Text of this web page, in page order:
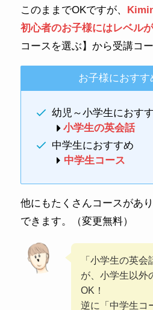
このままでOKですが、
初心者のお子様にはレベル
コースを選ぶ】から受講コ
お子様におすす
幼児～小学生におす
小学生の英会話
中学生におすすめ
中学生コース
他にもたくさんコースがあ
できます。（変更無料）
「小学生の英
が、小学生以外
OK！
逆に「中学生コ